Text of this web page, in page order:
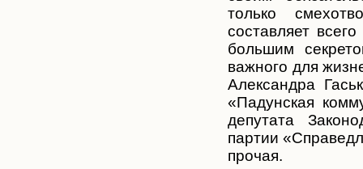
только
составляет
большим
важного для
Александра
«Падунская
депутата
партии
прочая.